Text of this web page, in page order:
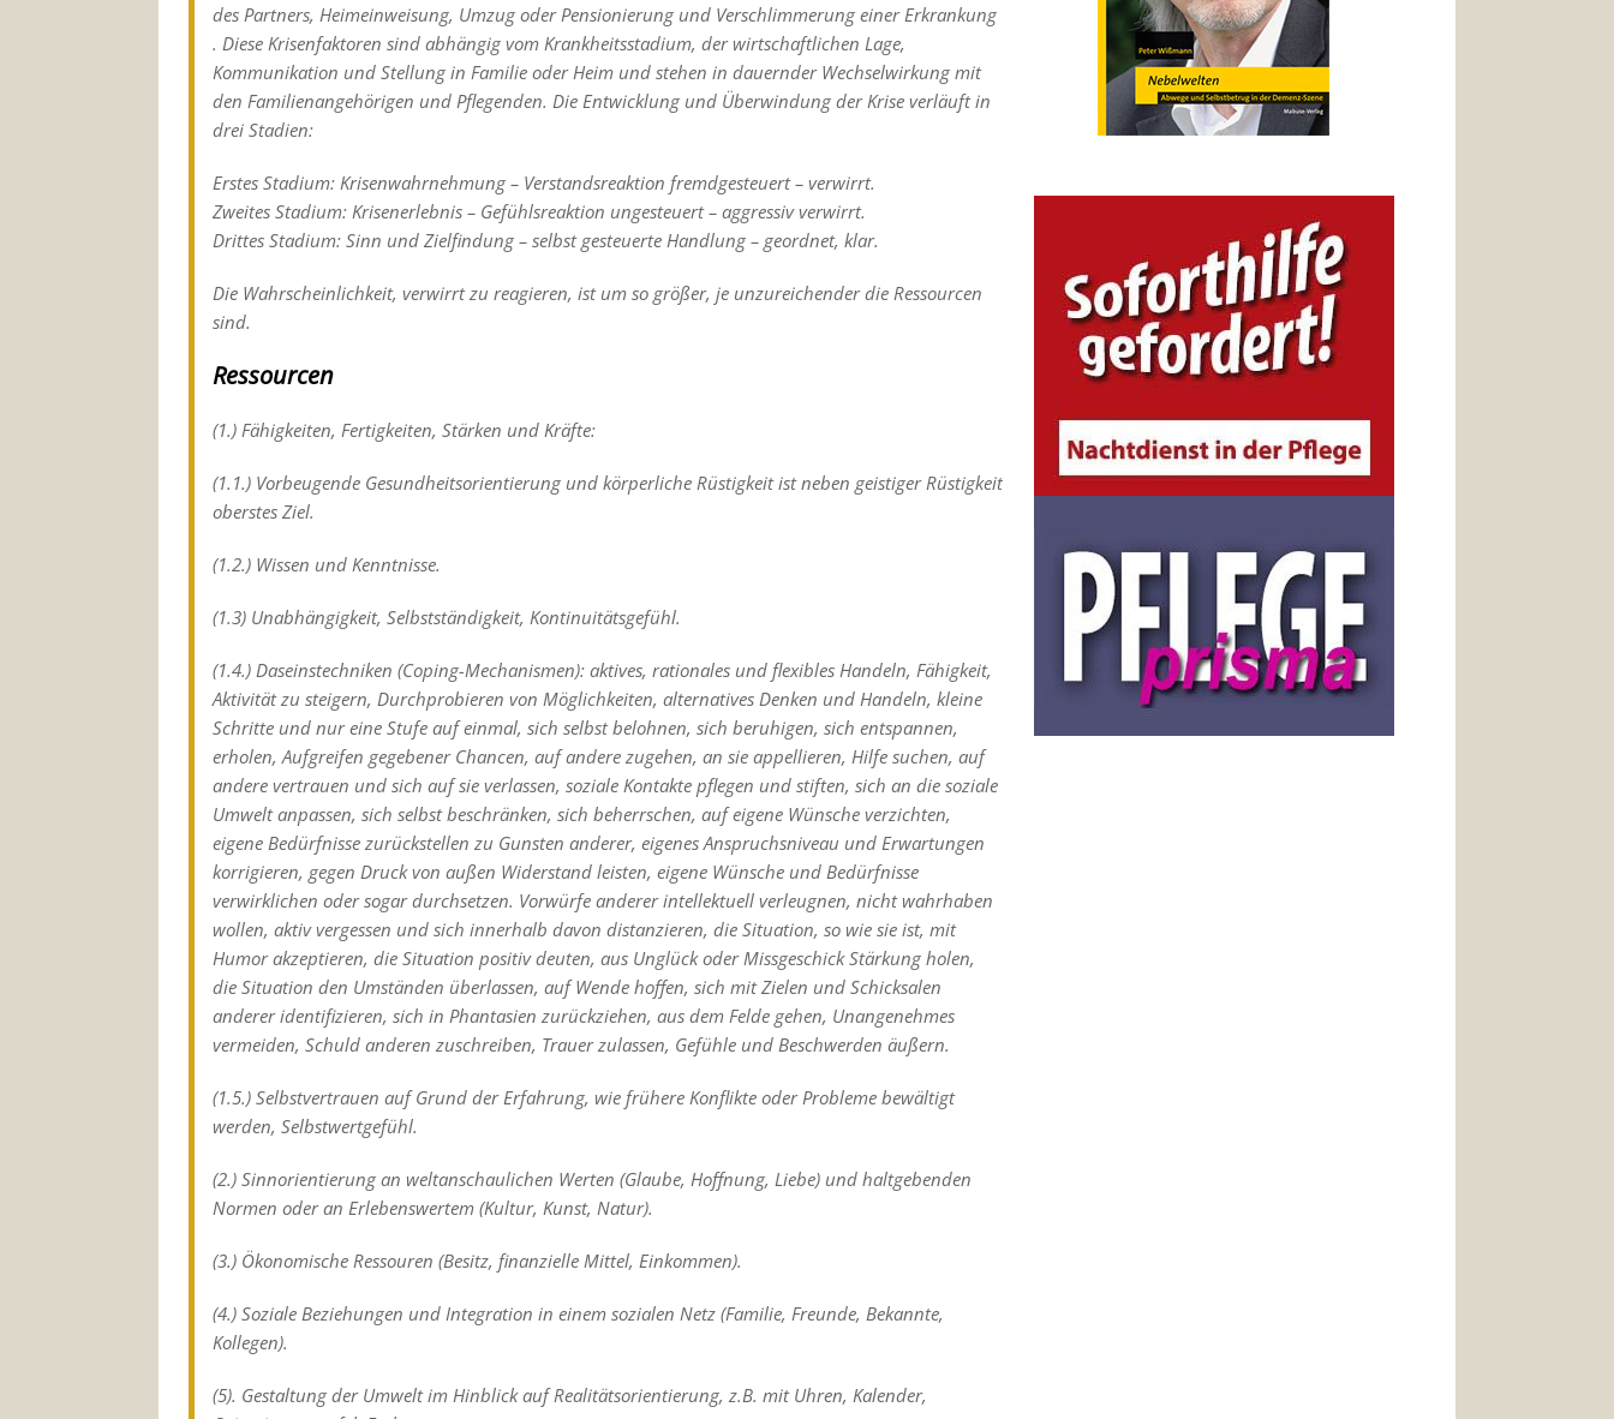
des Partners, Heimeinweisung, Umzug oder Pensionierung und Verschlimmerung einer Erkrankung
. Diese Krisenfaktoren sind abhängig vom Krankheitsstadium, der wirtschaftlichen Lage,
Kommunikation und Stellung in Familie oder Heim und stehen in dauernder Wechselwirkung mit
den Familienangehörigen und Pflegenden. Die Entwicklung und Überwindung der Krise verläuft in
drei Stadien:
Erstes Stadium: Krisenwahrnehmung – Verstandsreaktion fremdgesteuert – verwirrt.
Zweites Stadium: Krisenerlebnis – Gefühlsreaktion ungesteuert – aggressiv verwirrt.
Drittes Stadium: Sinn und Zielfindung – selbst gesteuerte Handlung – geordnet, klar.
Die Wahrscheinlichkeit, verwirrt zu reagieren, ist um so größer, je unzureichender die Ressourcen
sind.
Ressourcen
(1.) Fähigkeiten, Fertigkeiten, Stärken und Kräfte:
(1.1.) Vorbeugende Gesundheitsorientierung und körperliche Rüstigkeit ist neben geistiger Rüstigkeit
oberstes Ziel.
(1.2.) Wissen und Kenntnisse.
(1.3) Unabhängigkeit, Selbstständigkeit, Kontinuitätsgefühl.
(1.4.) Daseinstechniken (Coping-Mechanismen): aktives, rationales und flexibles Handeln, Fähigkeit,
Aktivität zu steigern, Durchprobieren von Möglichkeiten, alternatives Denken und Handeln, kleine
Schritte und nur eine Stufe auf einmal, sich selbst belohnen, sich beruhigen, sich entspannen,
erholen, Aufgreifen gegebener Chancen, auf andere zugehen, an sie appellieren, Hilfe suchen, auf
andere vertrauen und sich auf sie verlassen, soziale Kontakte pflegen und stiften, sich an die soziale
Umwelt anpassen, sich selbst beschränken, sich beherrschen, auf eigene Wünsche verzichten,
eigene Bedürfnisse zurückstellen zu Gunsten anderer, eigenes Anspruchsniveau und Erwartungen
korrigieren, gegen Druck von außen Widerstand leisten, eigene Wünsche und Bedürfnisse
verwirklichen oder sogar durchsetzen. Vorwürfe anderer intellektuell verleugnen, nicht wahrhaben
wollen, aktiv vergessen und sich innerhalb davon distanzieren, die Situation, so wie sie ist, mit
Humor akzeptieren, die Situation positiv deuten, aus Unglück oder Missgeschick Stärkung holen,
die Situation den Umständen überlassen, auf Wende hoffen, sich mit Zielen und Schicksalen
anderer identifizieren, sich in Phantasien zurückziehen, aus dem Felde gehen, Unangenehmes
vermeiden, Schuld anderen zuschreiben, Trauer zulassen, Gefühle und Beschwerden äußern.
(1.5.) Selbstvertrauen auf Grund der Erfahrung, wie frühere Konflikte oder Probleme bewältigt
werden, Selbstwertgefühl.
(2.) Sinnorientierung an weltanschaulichen Werten (Glaube, Hoffnung, Liebe) und haltgebenden
Normen oder an Erlebenswertem (Kultur, Kunst, Natur).
(3.) Ökonomische Ressouren (Besitz, finanzielle Mittel, Einkommen).
(4.) Soziale Beziehungen und Integration in einem sozialen Netz (Familie, Freunde, Bekannte,
Kollegen).
(5). Gestaltung der Umwelt im Hinblick auf Realitätsorientierung, z.B. mit Uhren, Kalender,